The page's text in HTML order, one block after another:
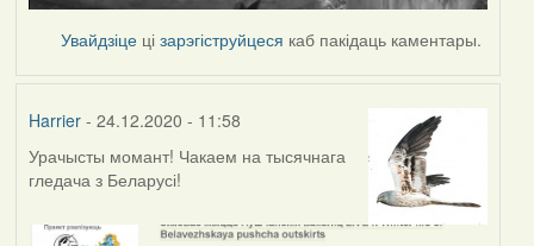
Увайдзіце цізарэгіструйцеся каб пакідаць каментары.
Harrier- 24.12.2020 - 11:58
Урачысты момант! Чакаем на тысячнага
гледача з Беларусі!